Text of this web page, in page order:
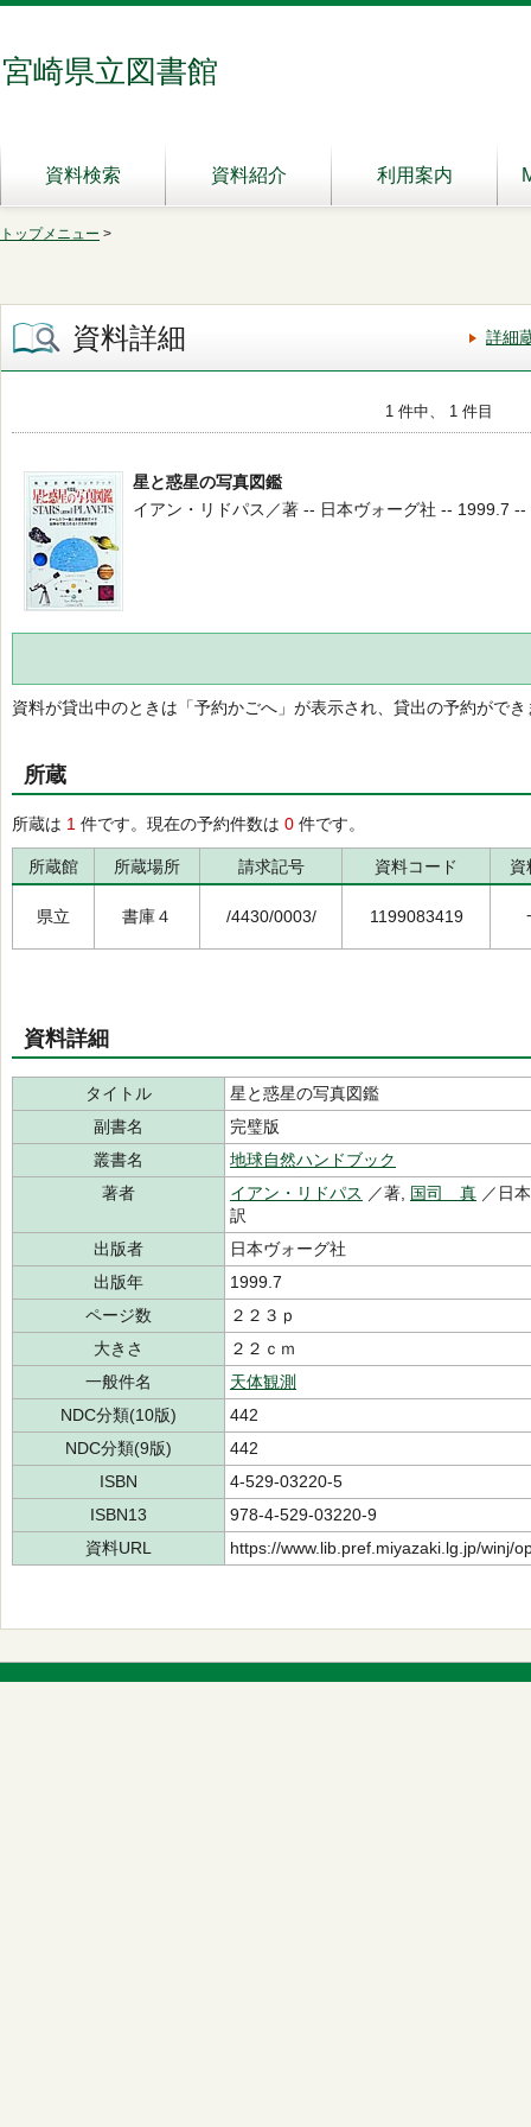
宮崎県立図書館
資料検索 資料紹介 利用案内
トップメニュー >
資料詳細 詳細
1 件中、 1 件目
星と惑星の写真図鑑
イアン・リドパス／著 -- 日本ヴォーグ社 -- 1999.7 --
資料が貸出中のときは「予約かごへ」が表示され、貸出の予約ができ
所蔵
所蔵は 1 件です。現在の予約件数は 0 件です。
所蔵館 所蔵場所 請求記号 資料コード 資
県立 書庫４ /4430/0003/ 1199083419
資料詳細
タイトル
星と惑星の写真図鑑
副書名
完璧版
叢書名
地球自然ハンドブック
著者
イアン・リドパス ／著, 国司 真 ／日
訳
出版者
日本ヴォーグ社
出版年
1999.7
ページ数
２２３ｐ
大きさ
２２ｃｍ
一般件名
天体観測
NDC分類(10版)
442
NDC分類(9版)
442
ISBN
4-529-03220-5
ISBN13
978-4-529-03220-9
資料URL
https://www.lib.pref.miyazaki.lg.jp/winj/